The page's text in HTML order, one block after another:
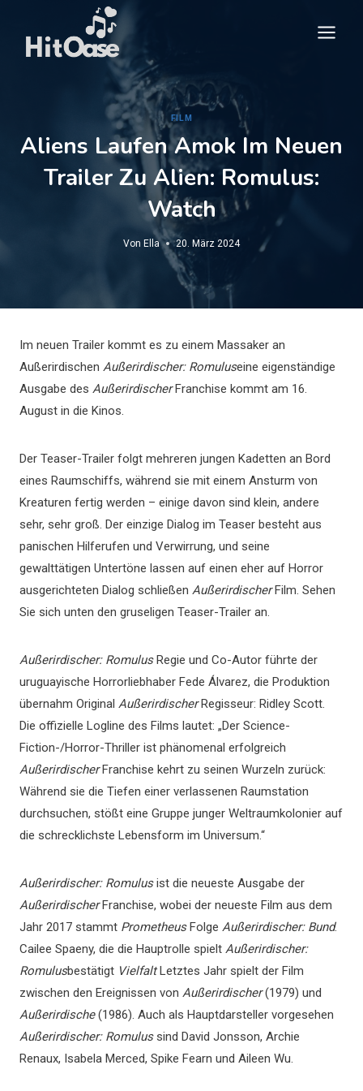
springen
FILM
Aliens Laufen Amok Im Neuen
Trailer Zu Alien: Romulus:
Watch
Von Ella 20. März 2024
Im neuen Trailer kommt es zu einem Massaker an
Außerirdischen Außerirdischer: Romuluseine eigenständige
Ausgabe des AußerirdischerFranchise kommt am 16.
August in die Kinos.
Der Teaser-Trailer folgt mehreren jungen Kadetten an Bord
eines Raumschiffs, während sie mit einem Ansturm von
Kreaturen fertig werden – einige davon sind klein, andere
sehr, sehr groß. Der einzige Dialog im Teaser besteht aus
panischen Hilferufen und Verwirrung, und seine
gewalttätigen Untertöne lassen auf einen eher auf Horror
ausgerichteten Dialog schließen AußerirdischerFilm. Sehen
Sie sich unten den gruseligen Teaser-Trailer an.
Außerirdischer: RomulusRegie und Co-Autor führte der
uruguayische Horrorliebhaber Fede Álvarez, die Produktion
übernahm Original AußerirdischerRegisseur: Ridley Scott.
Die offizielle Logline des Films lautet: „Der Science-
Fiction-/Horror-Thriller ist phänomenal erfolgreich
AußerirdischerFranchise kehrt zu seinen Wurzeln zurück:
Während sie die Tiefen einer verlassenen Raumstation
durchsuchen, stößt eine Gruppe junger Weltraumkolonier auf
die schrecklichste Lebensform im Universum.“
Außerirdischer: Romulusist die neueste Ausgabe der
AußerirdischerFranchise, wobei der neueste Film aus dem
Jahr 2017 stammt PrometheusFolge Außerirdischer: Bund.
Cailee Spaeny, die die Hauptrolle spielt Außerirdischer:
Romulusbestätigt VielfaltLetztes Jahr spielt der Film
zwischen den Ereignissen von Außerirdischer(1979) und
Außerirdische(1986). Auch als Hauptdarsteller vorgesehen
Außerirdischer: Romulussind David Jonsson, Archie
Renaux, Isabela Merced, Spike Fearn und Aileen Wu.